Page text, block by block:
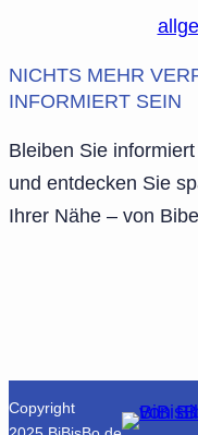
NICHTS MEHR
INFORMIERT SEIN
Bleiben Sie
und entdecken Sie
Ihrer Nähe – von
Copyright